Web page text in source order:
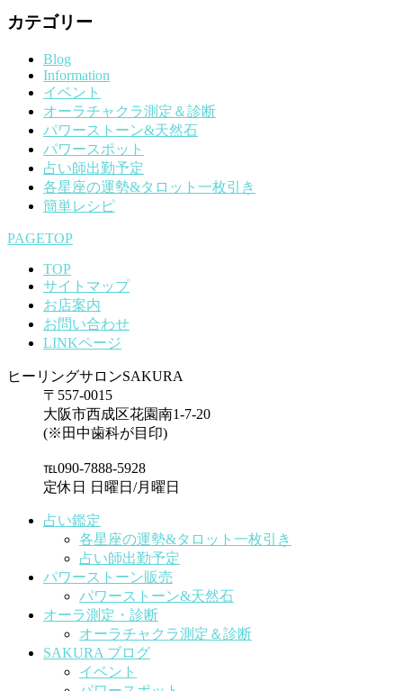
カテゴリー
Blog
Information
イベント
オーラチャクラ測定＆診断
パワーストーン&天然石
パワースポット
占い師出勤予定
各星座の運勢&タロット一枚引き
簡単レシピ
PAGETOP
TOP
サイトマップ
お店案内
お問い合わせ
LINKページ
ヒーリングサロンSAKURA
〒557-0015
大阪市西成区花園南1-7-20
(※田中歯科が目印)
℡090-7888-5928
定休日 日曜日/月曜日
占い鑑定
各星座の運勢&タロット一枚引き
占い師出勤予定
パワーストーン販売
パワーストーン&天然石
オーラ測定・診断
オーラチャクラ測定＆診断
SAKURA ブログ
イベント